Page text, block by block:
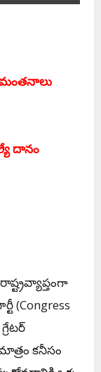
మంతనాలు
దానం
(Congress
క‌నీసం